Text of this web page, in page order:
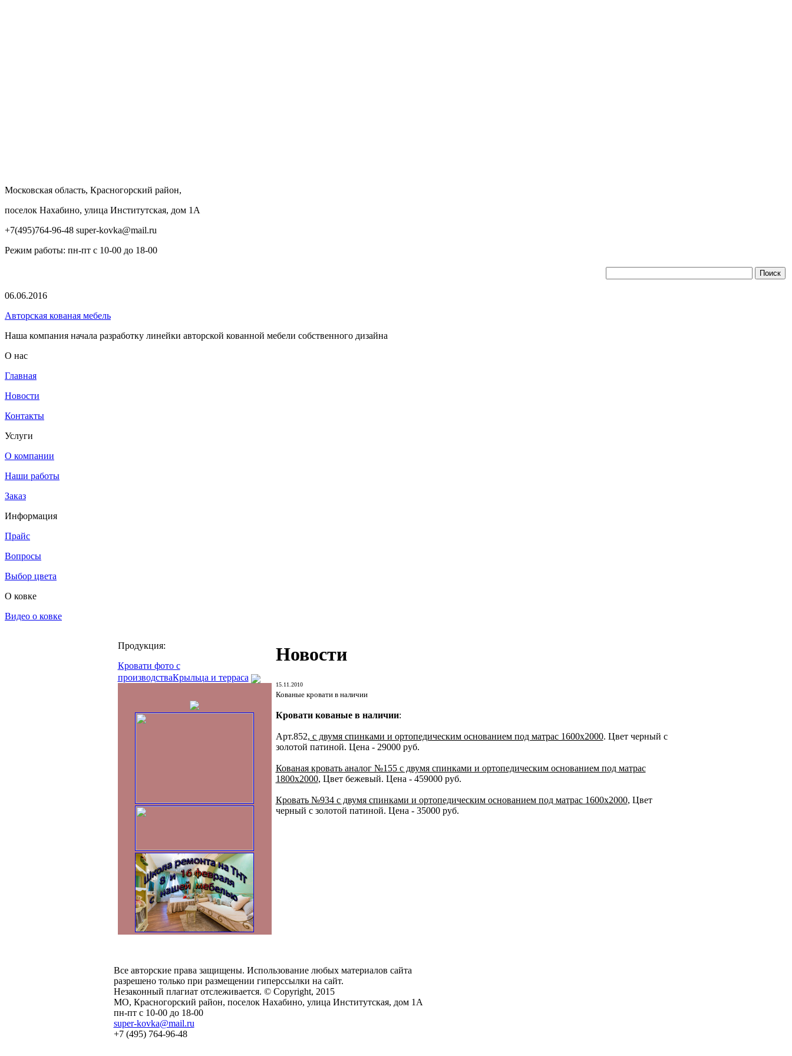
Московская область, Красногорский район,
поселок Нахабино, улица Институтская, дом 1А
+7(495)764-96-48 super-kovka@mail.ru
Режим работы: пн-пт с 10-00 до 18-00
06.06.2016
Авторская кованая мебель
Наша компания начала разработку линейки авторской кованной мебели собственного дизайна
О нас
Главная
Новости
Контакты
Услуги
О компании
Наши работы
Заказ
Информация
Прайс
Вопросы
Выбор цвета
О ковке
Видео о ковке
Продукция:
Кровати фото с
производстваКрыльца и терраса
Новости
15.11.2010
Кованые кровати в наличии
Кровати кованые в наличии:
Арт.852, с двумя спинками и ортопедическим основанием под матрас 1600х2000. Цвет черный с
золотой патиной. Цена - 29000 руб.
Кованая кровать аналог №155 с двумя спинками и ортопедическим основанием под матрас
1800х2000, Цвет бежевый. Цена - 459000 руб.
Кровать №934 с двумя спинками и ортопедическим основанием под матрас 1600х2000, Цвет
черный с золотой патиной. Цена - 35000 руб.
Все авторские права защищены. Использование любых материалов сайта
разрешено только при размещении гиперссылки на сайт.
Незаконный плагиат отслеживается. © Copyright, 2015
МО, Красногорский район, поселок Нахабино, улица Институтская, дом 1А
пн-пт с 10-00 до 18-00
super-kovka@mail.ru
+7 (495) 764-96-48